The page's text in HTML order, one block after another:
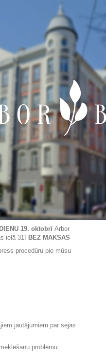
19. oktobrī Arbor
ielā 31! BEZ MAKSAS
procedūru pie mūsu
jautājumiem par sejas
problēmu